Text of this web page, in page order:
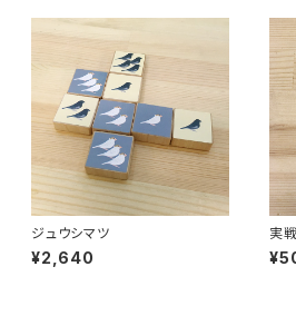
ジュウシマツ
¥2,640
実